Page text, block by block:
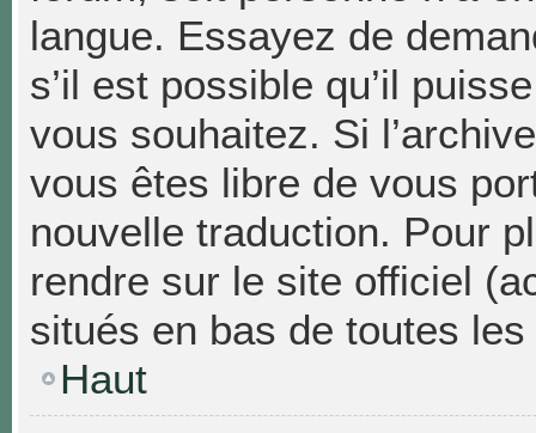
langue. Essayez de
s’il est possible qu’il
vous souhaitez. Si
vous êtes libre de vous
nouvelle traduction. Pour
rendre sur le site officiel
situés en bas de toutes
Haut